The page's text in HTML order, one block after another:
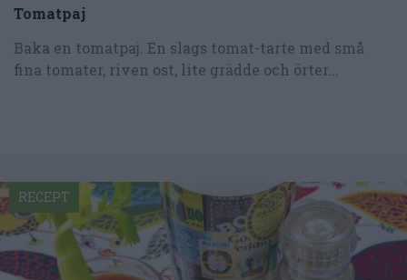
Tomatpaj
Baka en tomatpaj. En slags tomat-tarte med små
fina tomater, riven ost, lite grädde och örter...
RECEPT